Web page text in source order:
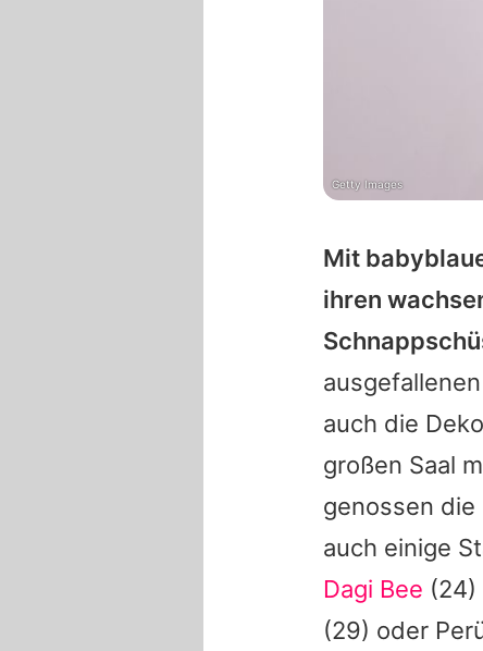
Mit
ihren
auch die
großen Saal
genossen die
auch einige
Dagi Bee (24)
(29) oder
Getty Images